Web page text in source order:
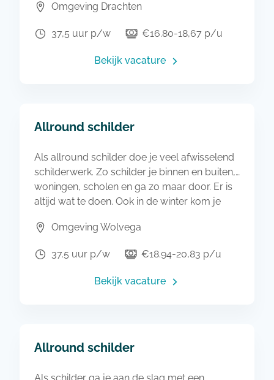
te maken met nieuwe ramen. Kozijn schoon
je nog geen ervaring met glaszetten? Ook als
BBL-leerling (werken en leren) ben je hier
Omgeving Drachten
37,5 uur p/w €16.80-18,67 p/u
Bekijk vacature
Allround schilder
Als allround schilder doe je veel afwisselend
schilderwerk. Zo schilder je binnen en buiten,
woningen, scholen en ga zo maar door. Er is
altijd wat te doen. Ook in de winter kom je
met een collega naar de locatie waar je aan
klanten zijn nooit ver weg. Gewoon aan deze
kant van de Afsluitdijk dus!
Omgeving Wolvega
37.5 uur p/w €18.94-20,83 p/u
Bekijk vacature
Allround schilder